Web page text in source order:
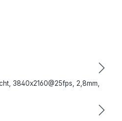
3840x2160@25fps, 2,8mm,